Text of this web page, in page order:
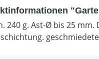
240 g. Ast-Ø bis 25